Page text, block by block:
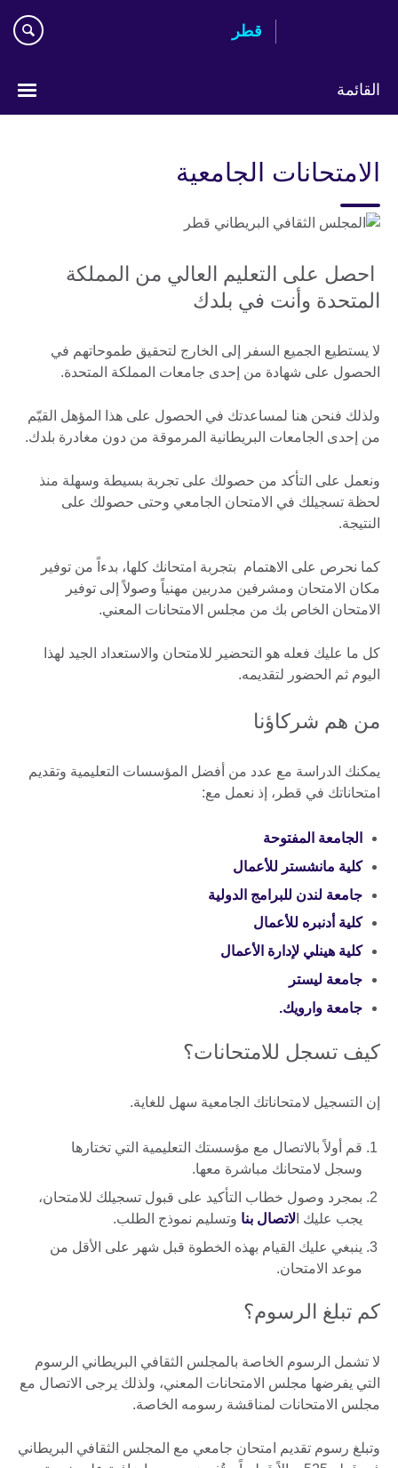
قطر
القائمة
الامتحانات الجامعية
احصل على التعليم العالي من المملكة
المتحدة وأنت في بلدك
لا يستطيع الجميع السفر إلى الخارج لتحقيق طموحاتهم في
الحصول على شهادة من إحدى جامعات المملكة المتحدة.
ولذلك فنحن هنا لمساعدتك في الحصول على هذا المؤهل القيّم
من إحدى الجامعات البريطانية المرموقة من دون مغادرة بلدك.
ونعمل على التأكد من حصولك على تجربة بسيطة وسهلة منذ
لحظة تسجيلك في الامتحان الجامعي وحتى حصولك على
النتيجة.
كما نحرص على الاهتمام بتجربة امتحانك كلها، بدءاً من توفير
مكان الامتحان ومشرفين مدربين مهنياً وصولاً إلى توفير
الامتحان الخاص بك من مجلس الامتحانات المعني.
كل ما عليك فعله هو التحضير للامتحان والاستعداد الجيد لهذا
اليوم ثم الحضور لتقديمه.
من هم شركاؤنا
يمكنك الدراسة مع عدد من أفضل المؤسسات التعليمية وتقديم
امتحاناتك في قطر، إذ نعمل مع:
الجامعة المفتوحة
كلية مانشستر للأعمال
جامعة لندن للبرامج الدولية
كلية أدنبره للأعمال
كلية هينلي لإدارة الأعمال
جامعة ليستر
جامعة وارويك.
كيف تسجل للامتحانات؟
إن التسجيل لامتحاناتك الجامعية سهل للغاية.
قم أولاً بالاتصال مع مؤسستك التعليمية التي تختارها
وسجل لامتحانك مباشرة معها.
بمجرد وصول خطاب التأكيد على قبول تسجيلك للامتحان،
يجب عليك ا لاتصال بنا وتسليم نموذج الطلب.
ينبغي عليك القيام بهذه الخطوة قبل شهر على الأقل من
موعد الامتحان.
كم تبلغ الرسوم؟
لا تشمل الرسوم الخاصة بالمجلس الثقافي البريطاني الرسوم
التي يفرضها مجلس الامتحانات المعني، ولذلك يرجى الاتصال مع
مجلس الامتحانات لمناقشة رسومه الخاصة.
وتبلغ رسوم تقديم امتحان جامعي مع المجلس الثقافي البريطاني